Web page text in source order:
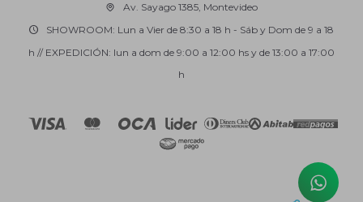
Av. Sayago 1385, Montevideo
SHOWROOM: Lun a Vier de 8:30 a 18 h - Sáb y Dom de 9 a 18
h // EXPEDICIÓN: lun a dom de 9:00 a 12:00 hs y de 13:00 a 17:00
h